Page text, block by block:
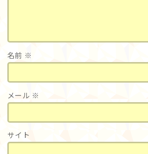
名前 ※
メール ※
サイト